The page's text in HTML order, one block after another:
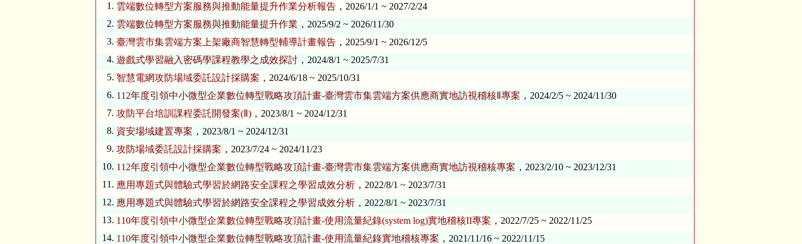
1. 雲端數位轉型方案服務與推動能量提升作業分析報告 ，2026/1/1 ~ 2027/2/24
2. 雲端數位轉型方案服務與推動能量提升作業 ，2025/9/2 ~ 2026/11/30
3. ​臺灣雲市集雲端方案上架廠商智慧轉型輔導計畫報告 ，2025/9/1 ~ 2026/12/5
4. 遊戲式學習融入密碼學課程教學之成效探討 ，2024/8/1 ~ 2025/7/31
5. 智慧電網攻防場域委託設計採購案 ，2024/6/18 ~ 2025/10/31
6. 112年度引領中小微型企業數位轉型戰略攻頂計畫-臺灣雲市集雲端方案供應商實地訪視稽核Ⅱ專案 ，2024/2/5 ~ 2024/11/30
7. 攻防平台培訓課程委託開發案(Ⅱ) ，2023/8/1 ~ 2024/12/31
8. 資安場域建置專案 ，2023/8/1 ~ 2024/12/31
9. 攻防場域委託設計採購案 ，2023/7/24 ~ 2024/11/23
10. 112年度引領中小微型企業數位轉型戰略攻頂計畫-臺灣雲市集雲端方案供應商實地訪視稽核專案 ，2023/2/10 ~ 2023/12/31
11. 應用專題式與體驗式學習於網路安全課程之學習成效分析 ，2022/8/1 ~ 2023/7/31
12. 應用專題式與體驗式學習於網路安全課程之學習成效分析 ，2022/8/1 ~ 2023/7/31
13. 110年度引領中小微型企業數位轉型戰略攻頂計畫-使用流量紀錄(system log)實地稽核II專案 ，2022/7/25 ~ 2022/11/25
14. 110年度引領中小微型企業數位轉型戰略攻頂計畫-使用流量紀錄實地稽核專案 ，2021/11/16 ~ 2022/11/15